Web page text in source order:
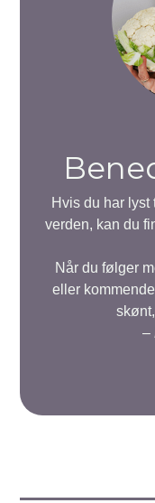
Hvis du har lyst
verden, kan du
Når du følger
eller
–